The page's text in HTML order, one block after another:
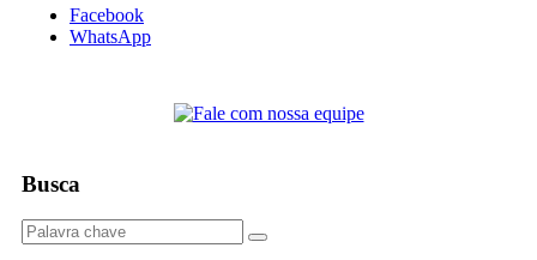
Facebook
WhatsApp
Busca